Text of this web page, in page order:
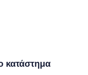
κατάστημα